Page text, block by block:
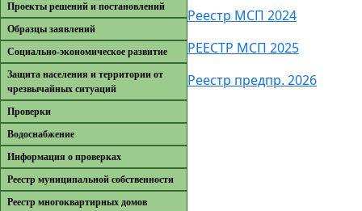
Проекты решений и постановлений
Образцы заявлений
Cоциально-экономическое развитие
Защита населения и территории от
чрезвычайных ситуаций
Проверки
Водоснабжение
Информация о проверках
Реестр муниципальной собственности
Реестр многоквартирных домов
Реестр МСП 2024
РЕЕСТР МСП 2025
Реестр предпр. 2026